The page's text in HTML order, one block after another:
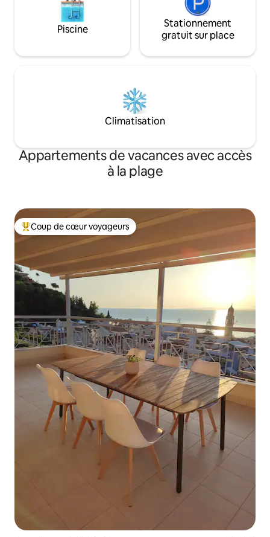
Piscine
Stationnement
gratuit sur place
Climatisation
Appartements de vacances avec accès
à la plage
Coups de cœur voyageurs les plus appréciés
Coup de cœur voyageurs